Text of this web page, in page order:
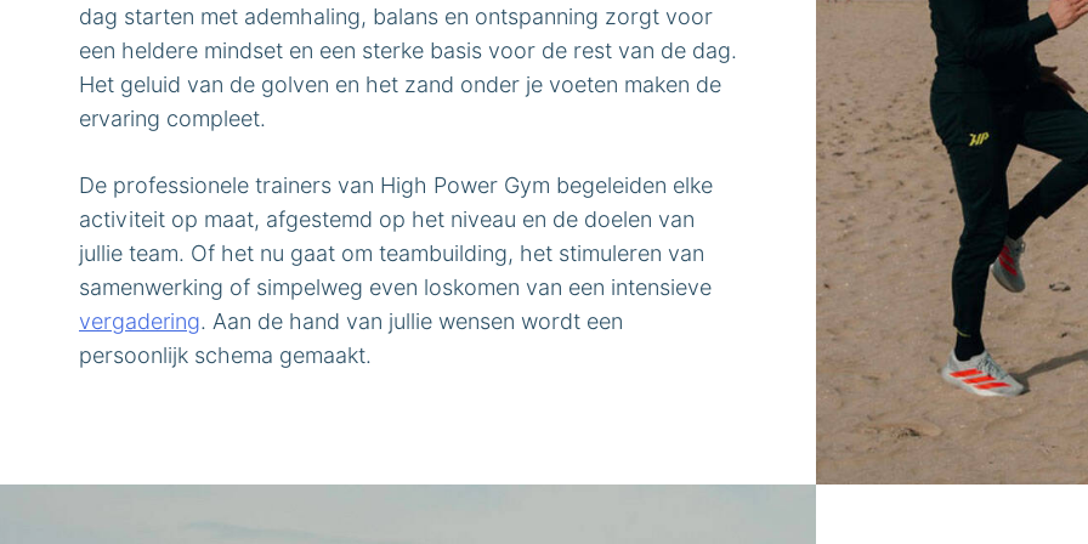
dag starten met ademhaling, balans en ontspanning zorgt voor
een heldere mindset en een sterke basis voor de rest van de dag.
Het geluid van de golven en het zand onder je voeten maken de
ervaring compleet.
De professionele trainers van High Power Gym begeleiden elke
activiteit op maat, afgestemd op het niveau en de doelen van
jullie team. Of het nu gaat om teambuilding, het stimuleren van
samenwerking of simpelweg even loskomen van een intensieve
vergadering. Aan de hand van jullie wensen wordt een
persoonlijk schema gemaakt.